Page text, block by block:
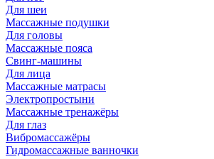
Для шеи
Массажные подушки
Для головы
Массажные пояса
Свинг-машины
Для лица
Массажные матрасы
Электропростыни
Массажные тренажёры
Для глаз
Вибромассажёры
Гидромассажные ванночки